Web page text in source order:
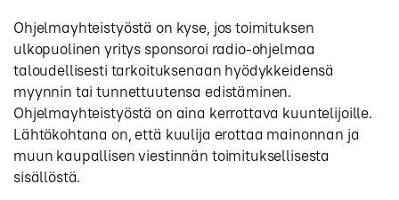
Ohjelmayhteistyöstä on kyse, jos toimituksen
ulkopuolinen yritys sponsoroi radio-ohjelmaa
taloudellisesti tarkoituksenaan hyödykkeidensä
myynnin tai tunnettuutensa edistäminen.
Ohjelmayhteistyöstä on aina kerrottava kuuntelijoille.
Lähtökohtana on, että kuulija erottaa mainonnan ja
muun kaupallisen viestinnän toimituksellisesta
sisällöstä.